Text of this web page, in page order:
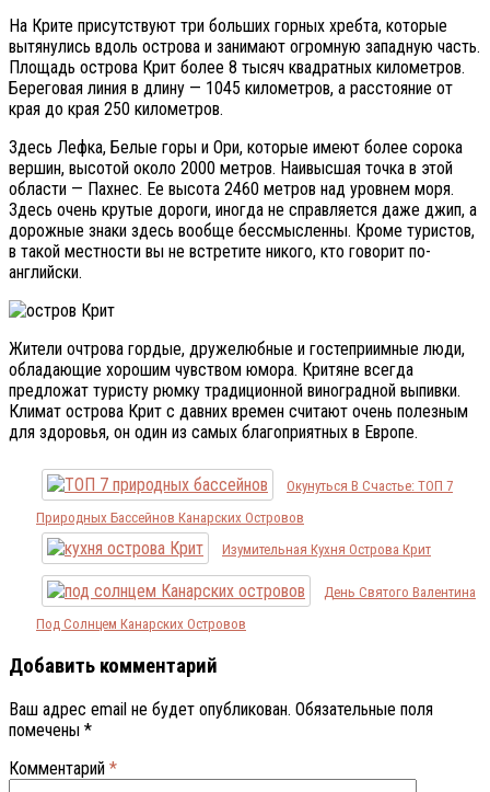
На Крите присутствуют три больших горных хребта, которые
вытянулись вдоль острова и занимают огромную западную часть.
Площадь острова Крит более 8 тысяч квадратных километров.
Береговая линия в длину — 1045 километров, а расстояние от
края до края 250 километров.
Здесь Лефка, Белые горы и Ори, которые имеют более сорока
вершин, высотой около 2000 метров. Наивысшая точка в этой
области — Пахнес. Ее высота 2460 метров над уровнем моря.
Здесь очень крутые дороги, иногда не справляется даже джип, а
дорожные знаки здесь вообще бессмысленны. Кроме туристов,
в такой местности вы не встретите никого, кто говорит по-
английски.
Жители очтрова гордые, дружелюбные и гостеприимные люди,
обладающие хорошим чувством юмора. Критяне всегда
предложат туристу рюмку традиционной виноградной выпивки.
Климат острова Крит с давних времен считают очень полезным
для здоровья, он один из самых благоприятных в Европе.
Окунуться В Счастье: ТОП 7
Природных Бассейнов Канарских Островов
Изумительная Кухня Острова Крит
День Святого Валентина
Под Солнцем Канарских Островов
Добавить комментарий
Ваш адрес email не будет опубликован. Обязательные поля
помечены *
Комментарий *